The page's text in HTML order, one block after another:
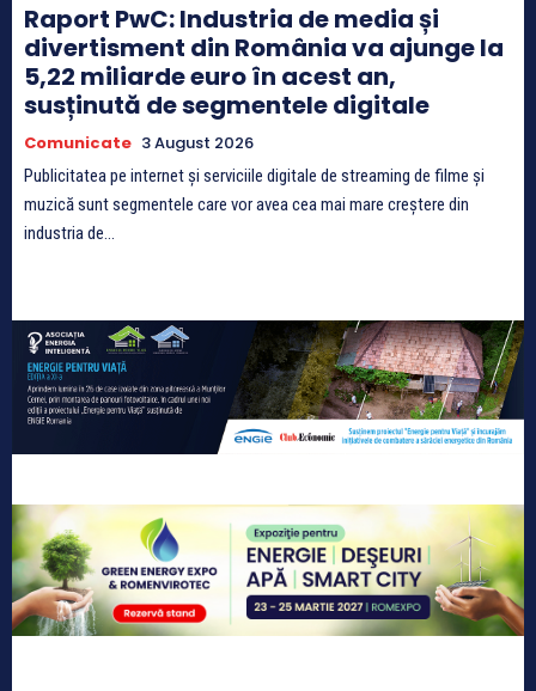
Raport PwC: Industria de media și
divertisment din România va ajunge la
5,22 miliarde euro în acest an,
susținută de segmentele digitale
Comunicate 3 August 2026
Publicitatea pe internet și serviciile digitale de streaming de filme și
muzică sunt segmentele care vor avea cea mai mare creștere din
industria de...